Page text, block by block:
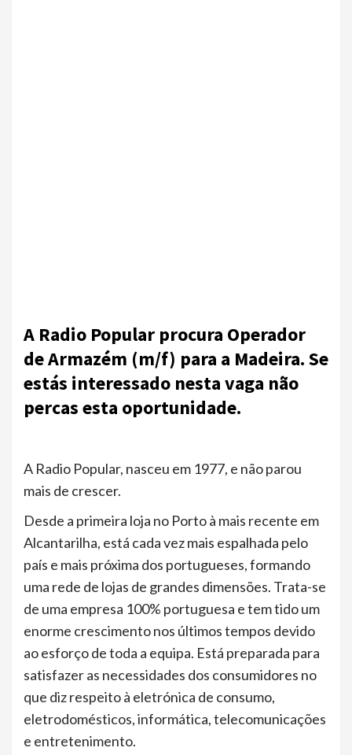
A Radio Popular procura Operador
de Armazém (m/f) para a Madeira. Se
estás interessado nesta vaga não
percas esta oportunidade.
A Radio Popular, nasceu em 1977, e não parou
mais de crescer.
Desde a primeira loja no Porto à mais recente em
Alcantarilha, está cada vez mais espalhada pelo
país e mais próxima dos portugueses, formando
uma rede de lojas de grandes dimensões. Trata-se
de uma empresa 100% portuguesa e tem tido um
enorme crescimento nos últimos tempos devido
ao esforço de toda a equipa. Está preparada para
satisfazer as necessidades dos consumidores no
que diz respeito à eletrónica de consumo,
eletrodomésticos, informática, telecomunicações
e entretenimento.